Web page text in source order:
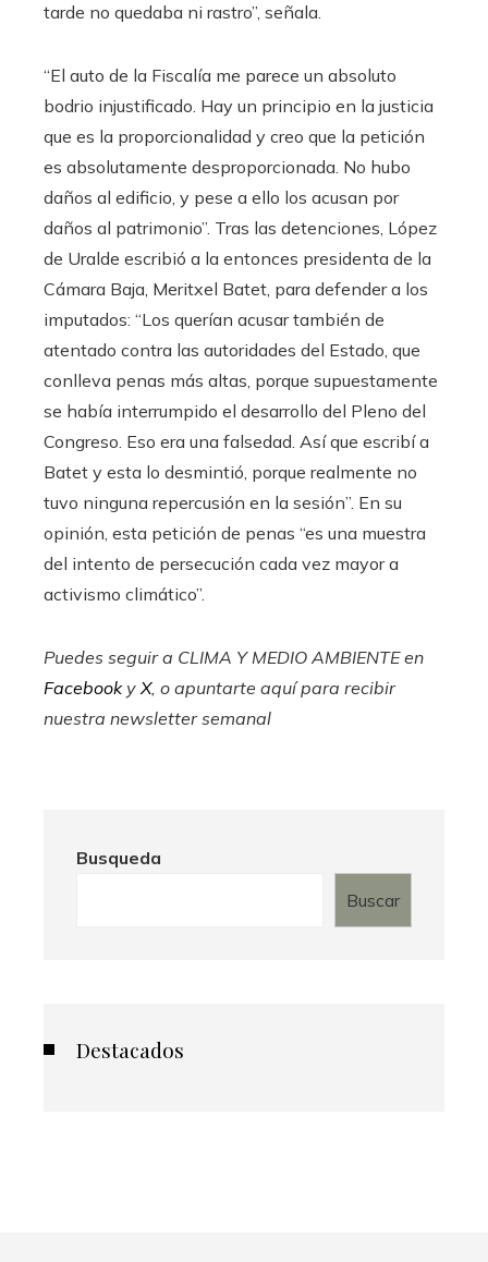
tarde no quedaba ni rastro”, señala.
“El auto de la Fiscalía me parece un absoluto
bodrio injustificado. Hay un principio en la justicia
que es la proporcionalidad y creo que la petición
es absolutamente desproporcionada. No hubo
daños al edificio, y pese a ello los acusan por
daños al patrimonio”. Tras las detenciones, López
de Uralde escribió a la entonces presidenta de la
Cámara Baja, Meritxel Batet, para defender a los
imputados: “Los querían acusar también de
atentado contra las autoridades del Estado, que
conlleva penas más altas, porque supuestamente
se había interrumpido el desarrollo del Pleno del
Congreso. Eso era una falsedad. Así que escribí a
Batet y esta lo desmintió, porque realmente no
tuvo ninguna repercusión en la sesión”. En su
opinión, esta petición de penas “es una muestra
del intento de persecución cada vez mayor a
activismo climático”.
Puedes seguir a CLIMA Y MEDIO AMBIENTE en
FacebookyX, o apuntarte aquí para recibir
nuestra newsletter semanal
Busqueda
Buscar
Destacados